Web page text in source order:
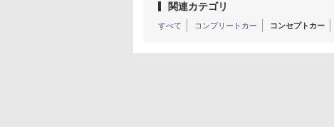
関連カテゴリ
すべて コンプリートカー コンセプトカー